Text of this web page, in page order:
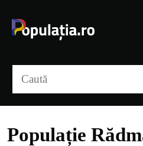
conținut
Populație